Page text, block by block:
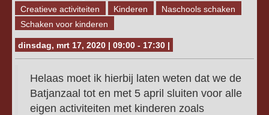
Creatieve activiteiten
Kinderen
Naschools schaken
Schaken voor kinderen
dinsdag, mrt 17, 2020 | 09:00 - 17:30 |
Helaas moet ik hierbij laten weten dat we de
Batjanzaal tot en met 5 april sluiten voor alle
eigen activiteiten met kinderen zoals